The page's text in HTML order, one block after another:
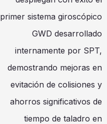
primer sistema giroscópico
GWD desarrollado
internamente por SPT,
demostrando mejoras en
evitación de colisiones y
ahorros significativos de
tiempo de taladro en